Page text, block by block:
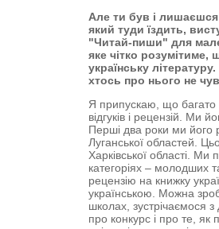
Але ти був і
який туди їздить,
"Читай-пиши" для
яке чітко розумітиме,
українську
хтось про нього не
Я припускаю, що багато
відгуків і рецензій. Ми
Перші два роки ми його
Луганської областей.
Харківської області. Ми
категоріях – молодших
рецензію на книжку
українською. Можна
школах, зустрічаємося
про конкурс і про те, як